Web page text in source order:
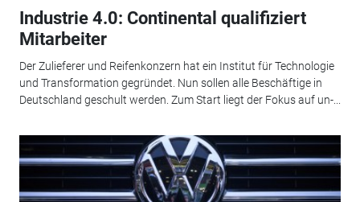
Industrie 4.0: Continental qualifiziert
Mitarbeiter
Der Zulieferer und Reifenkonzern hat ein Institut für Technologie
und Transformation gegründet. Nun sollen alle Beschäftige in
Deutschland geschult werden. Zum Start liegt der Fokus auf un-...